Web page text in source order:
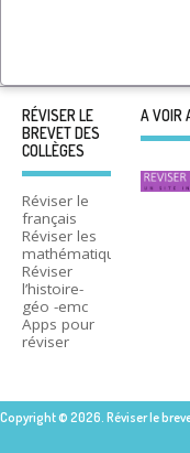
RÉVISER LE
BREVET DES
COLLÈGES
Réviser le
français
Réviser les
mathématiques
Réviser
l’histoire-
géo -emc
Apps pour
réviser
A VOIR
Copyright © 2026. Réviser le